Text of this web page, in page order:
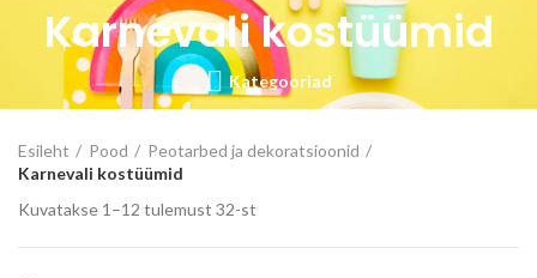
Karnevali kostüümid
Kategooriad
Esileht Pood
Peotarbed ja dekoratsioonid
Karnevali kostüümid
Kuvatakse 1–12 tulemust 32-st